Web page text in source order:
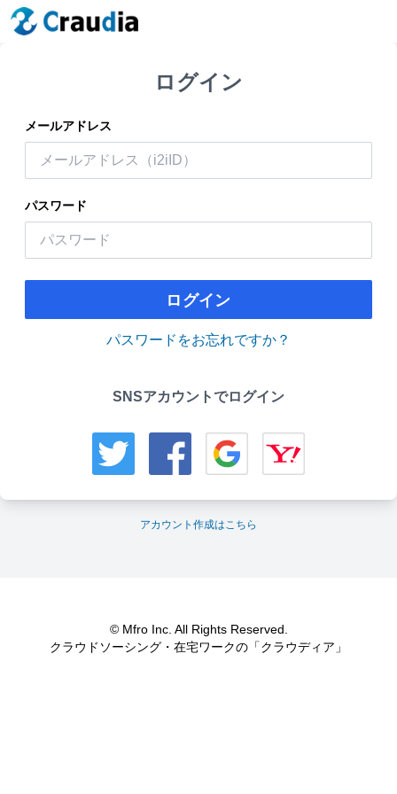
ログイン
メールアドレス
パスワード
ログイン
パスワードをお忘れですか？
SNSアカウントでログイン
アカウント作成はこちら
© Mfro Inc. All Rights Reserved.
クラウドソーシング・在宅ワークの「クラウディア」